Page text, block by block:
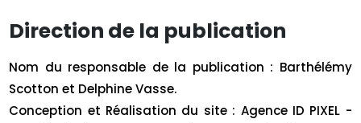
Direction de la publication
Nom du responsable de la publication : Barthélémy
Scotton et Delphine Vasse.
Conception et Réalisation du site : Agence ID PIXEL -